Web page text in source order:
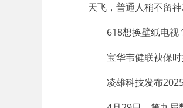
天飞，普通人稍不留
618想换壁纸电视？
宝华韦健联袂保时
凌雄科技发布2025